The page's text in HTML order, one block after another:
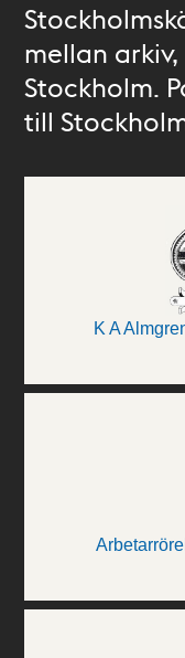
mellan
Stockholm.
till
K A